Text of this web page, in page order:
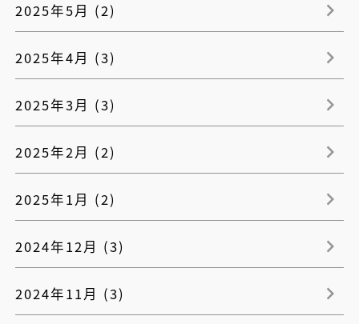
2025年5月 (2)
2025年4月 (3)
2025年3月 (3)
2025年2月 (2)
2025年1月 (2)
2024年12月 (3)
2024年11月 (3)